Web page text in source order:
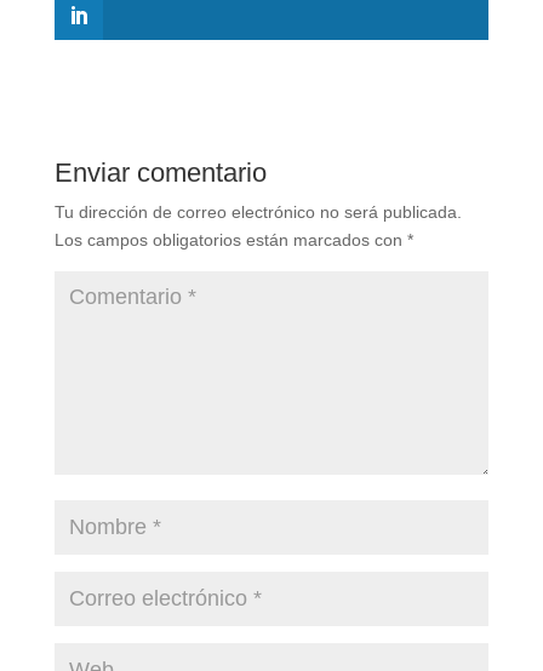
Enviar comentario
Tu dirección de correo electrónico no será publicada.
Los campos obligatorios están marcados con *